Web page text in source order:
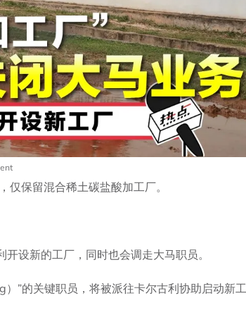
保留混合稀土碳盐酸加工厂。
设新的工厂，同时也会调走大马职员。
”的关键职员，将被派往卡尔古利协助启动新工